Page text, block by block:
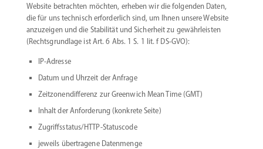
Website betrachten möchten, erheben wir die folgenden Daten,
die für uns technisch erfor­derlich sind, um Ihnen unsere Website
anzuzeigen und die Stabi­lität und Sicherheit zu gewähr­leisten
(Rechts­grundlage ist Art. 6 Abs. 1 S. 1 lit. f DS-GVO):
IP-Adresse
Datum und Uhrzeit der Anfrage
Zeitzo­nen­dif­ferenz zur Greenwich Mean Time (GMT)
Inhalt der Anfor­derung (konkrete Seite)
Zugriffsstatus/HTTP-Statuscode
jeweils übertragene Datenmenge